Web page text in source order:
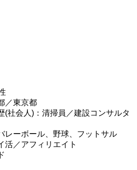
／東京都
(社会人)：清掃員／建設コンサルタ
レーボール、野球、フットサル
活／アフィリエイト